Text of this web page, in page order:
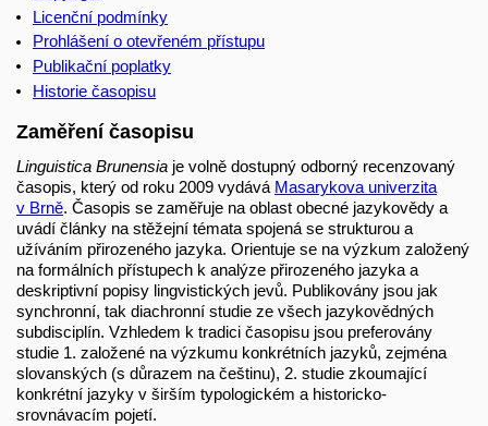
Licenční podmínky
Prohlášení o otevřeném přístupu
Publikační poplatky
Historie časopisu
Zaměření časopisu
Linguistica Brunensia je volně dostupný odborný recenzovaný
časopis, který od roku 2009 vydává Masarykova univerzita
v Brně. Časopis se zaměřuje na oblast obecné jazykovědy a
uvádí články na stěžejní témata spojená se strukturou a
užíváním přirozeného jazyka. Orientuje se na výzkum založený
na formálních přístupech k analýze přirozeného jazyka a
deskriptivní popisy lingvistických jevů. Publikovány jsou jak
synchronní, tak diachronní studie ze všech jazykovědných
subdisciplín. Vzhledem k tradici časopisu jsou preferovány
studie 1. založené na výzkumu konkrétních jazyků, zejména
slovanských (s důrazem na češtinu), 2. studie zkoumající
konkrétní jazyky v širším typologickém a historicko-
srovnávacím pojetí.